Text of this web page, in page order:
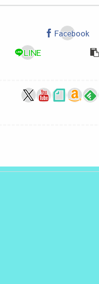
Facebook
LINE